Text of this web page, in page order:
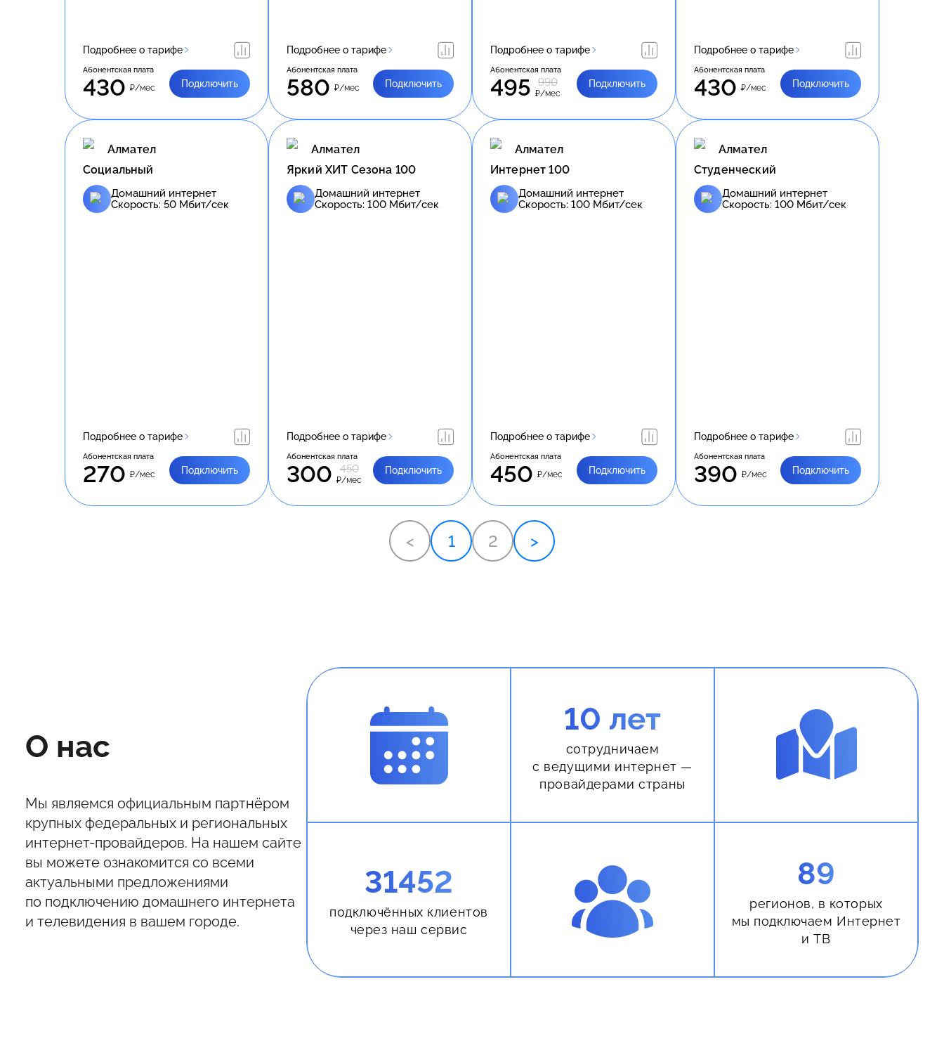
Подробнее о тарифе
Абонентская плата
430 ₽/мес Подключить
Подробнее о тарифе
Абонентская плата
580 ₽/мес Подключить
Подробнее о тарифе
Абонентская плата
495 990
₽/мес
Подключить
Подробнее о тарифе
Абонентская плата
430 ₽/мес Подключить
Алмател
Социальный
Домашний интернет
Скорость: 50 Мбит/сек
Подробнее о тарифе
Абонентская плата
270 ₽/мес Подключить
Алмател
Яркий ХИТ Сезона 100
Домашний интернет
Скорость: 100 Мбит/сек
Подробнее о тарифе
Абонентская плата
300 450
₽/мес
Подключить
Алмател
Интернет 100
Домашний интернет
Скорость: 100 Мбит/сек
Подробнее о тарифе
Абонентская плата
450 ₽/мес Подключить
Алмател
Студенческий
Домашний интернет
Скорость: 100 Мбит/сек
Подробнее о тарифе
Абонентская плата
390 ₽/мес Подключить
< 1 2 >
О нас
Мы являемся официальным партнёром
крупных федеральных и региональных
интернет-провайдеров. На нашем сайте
вы можете ознакомится со всеми
актуальными предложениями
по подключению домашнего интернета
и телевидения в вашем городе.
10 лет
сотрудничаем
с ведущими интернет —
провайдерами страны
31452
подключённых клиентов
через наш сервис
89
регионов, в которых
мы подключаем Интернет
и ТВ